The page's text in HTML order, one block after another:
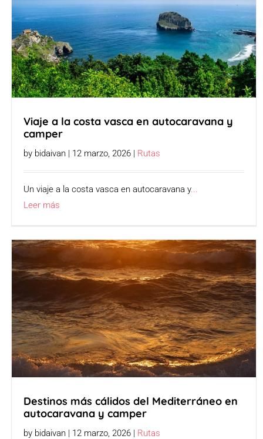
Viaje a la costa vasca en autocaravana y
camper
by bidaivan | 12 marzo, 2026 | Rutas
Un viaje a la costa vasca en autocaravana y...
Leer más
Destinos más cálidos del Mediterráneo en
autocaravana y camper
by bidaivan | 12 marzo, 2026 | Rutas